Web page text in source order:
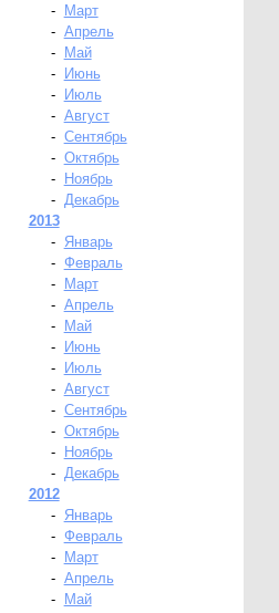
-
Март
- Апрель
-
Май
-
Июнь
-
Июль
- Август
- Сентябрь
- Октябрь
-
Ноябрь
- Декабрь
2013
-
Январь
- Февраль
-
Март
- Апрель
-
Май
-
Июнь
-
Июль
- Август
- Сентябрь
- Октябрь
-
Ноябрь
- Декабрь
2012
-
Январь
- Февраль
-
Март
- Апрель
-
Май